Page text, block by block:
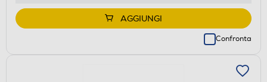
AGGIUNGI
Confronta